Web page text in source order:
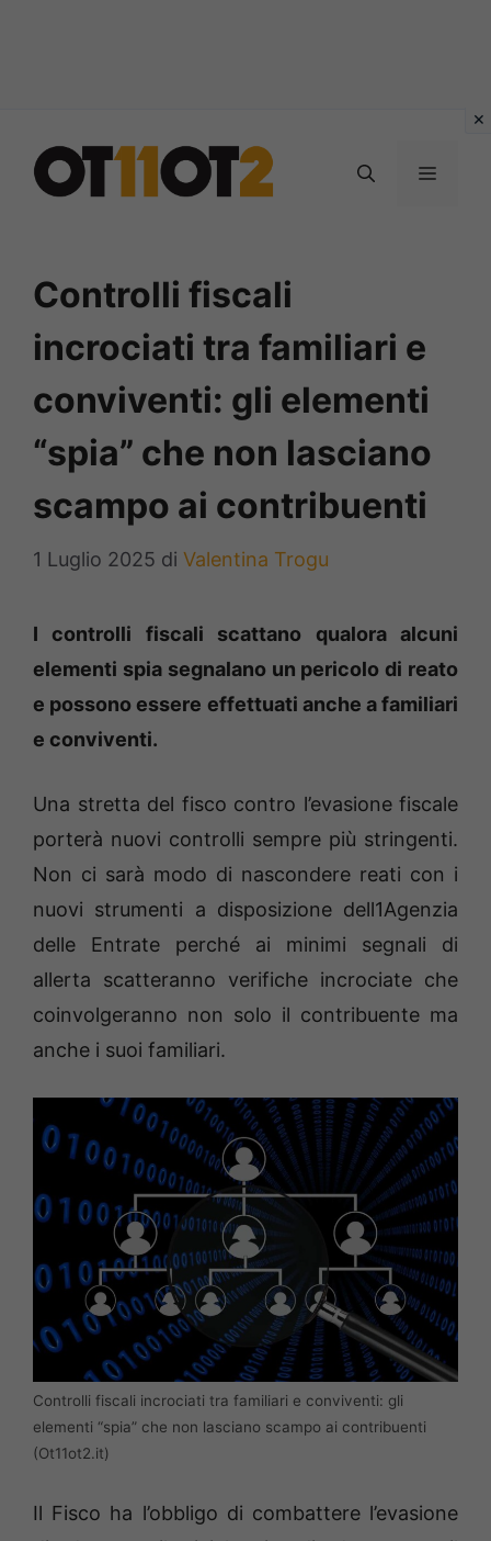
contenuto
MENU
Controlli fiscali
incrociati tra familiari e
conviventi: gli elementi
“spia” che non lasciano
scampo ai contribuenti
1 Luglio 2025 di Valentina Trogu
I controlli fiscali scattano qualora alcuni
elementi spia segnalano un pericolo di reato
e possono essere effettuati anche a familiari
e conviventi.
Una stretta del fisco contro l’evasione fiscale
porterà nuovi controlli sempre più stringenti.
Non ci sarà modo di nascondere reati con i
nuovi strumenti a disposizione dell1Agenzia
delle Entrate perché ai minimi segnali di
allerta scatteranno verifiche incrociate che
coinvolgeranno non solo il contribuente ma
anche i suoi familiari.
Controlli fiscali incrociati tra familiari e conviventi: gli
elementi “spia” che non lasciano scampo ai contribuenti
(Ot11ot2.it)
Il Fisco ha l’obbligo di combattere l’evasione